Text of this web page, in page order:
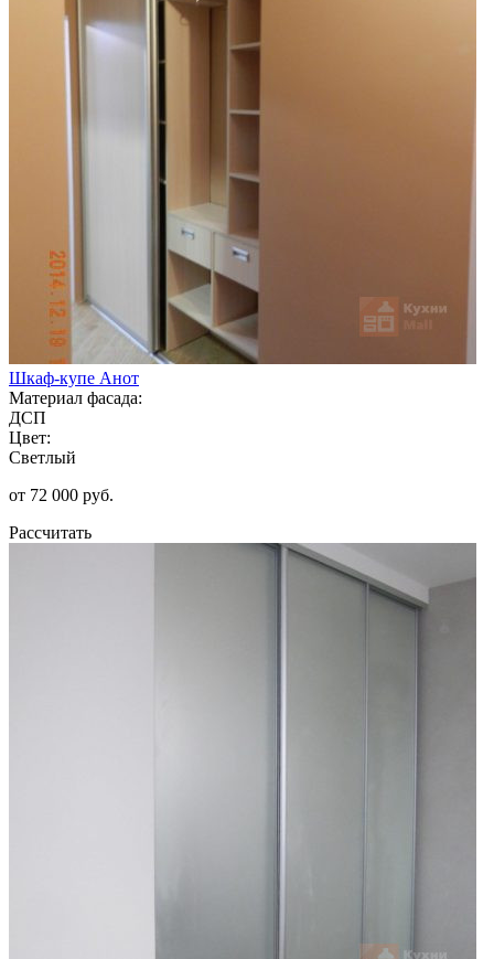
Шкаф-купе Анот
Материал фасада:
ДСП
Цвет:
Светлый
от 72 000 руб.
Рассчитать